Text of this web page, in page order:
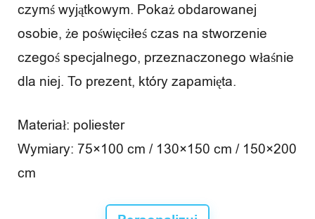
czymś wyjątkowym. Pokaż obdarowanej
osobie, że poświęciłeś czas na stworzenie
czegoś specjalnego, przeznaczonego właśnie
dla niej. To prezent, który zapamięta.
Materiał: poliester
Wymiary: 75×100 cm / 130×150 cm / 150×200
cm